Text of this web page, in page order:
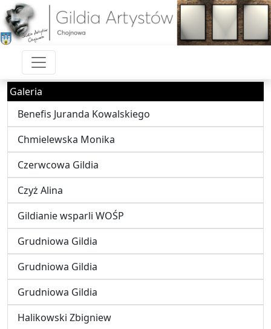
Galeria
Benefis Juranda Kowalskiego
Chmielewska Monika
Czerwcowa Gildia
Czyż Alina
Gildianie wsparli WOŚP
Grudniowa Gildia
Grudniowa Gildia
Grudniowa Gildia
Halikowski Zbigniew